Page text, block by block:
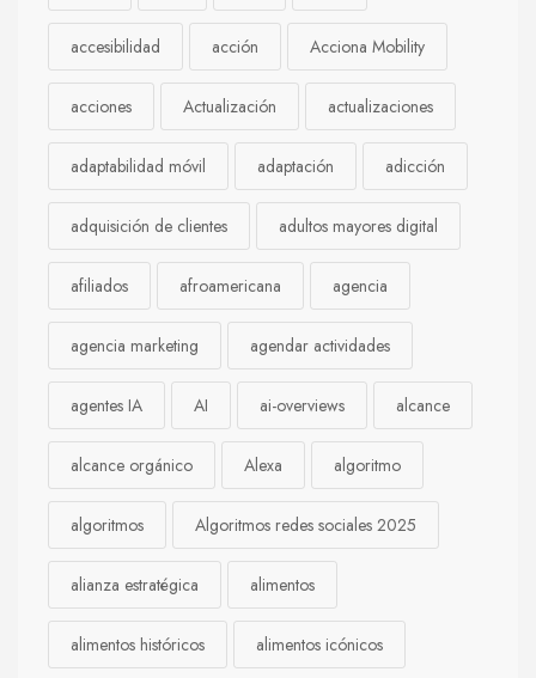
accesibilidad acción Acciona Mobility
acciones Actualización actualizaciones
adaptabilidad móvil adaptación adicción
adquisición de clientes adultos mayores digital
afiliados afroamericana agencia
agencia marketing agendar actividades
agentes IA AI ai-overviews alcance
alcance orgánico Alexa algoritmo
algoritmos Algoritmos redes sociales 2025
alianza estratégica alimentos
alimentos históricos alimentos icónicos